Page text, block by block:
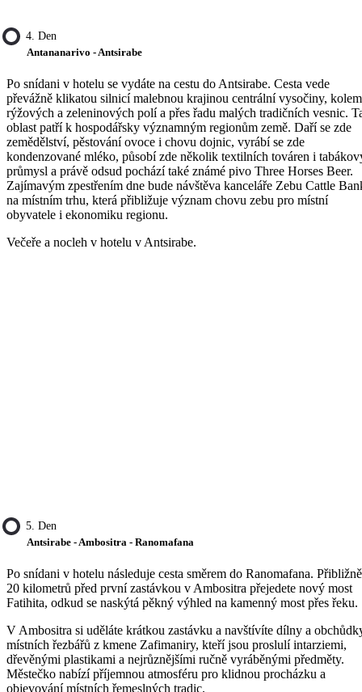
4. Den
Antananarivo - Antsirabe
Po snídani v hotelu se vydáte na cestu do Antsirabe. Cesta vede
převážně klikatou silnicí malebnou krajinou centrální vysočiny, kolem
rýžových a zeleninových polí a přes řadu malých tradičních vesnic.
oblast patří k hospodářsky významným regionům země. Daří se zde
zemědělství, pěstování ovoce i chovu dojnic, vyrábí se zde
kondenzované mléko, působí zde několik textilních továren i
průmysl a právě odsud pochází také známé pivo Three Horses Beer.
Zajímavým zpestřením dne bude návštěva kanceláře Zebu Cattle
na místním trhu, která přibližuje význam chovu zebu pro místní
obyvatele i ekonomiku regionu.
Večeře a nocleh v hotelu v Antsirabe.
5. Den
Antsirabe - Ambositra - Ranomafana
Po snídani v hotelu následuje cesta směrem do Ranomafana. Přibližně
20 kilometrů před první zastávkou v Ambositra přejedete nový most
Fatihita, odkud se naskýtá pěkný výhled na kamenný most přes řeku.
V Ambositra si uděláte krátkou zastávku a navštívíte dílny a
místních řezbářů z kmene Zafimaniry, kteří jsou proslulí intarziemi,
dřevěnými plastikami a nejrůznějšími ručně vyráběnými předměty.
Městečko nabízí příjemnou atmosféru pro klidnou procházku a
objevování místních řemeslných tradic.